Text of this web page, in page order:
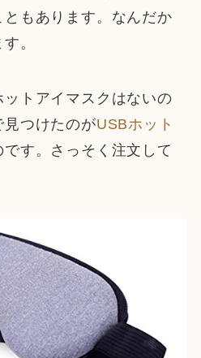
もあります。なんだか
。
トアイマスクはないの
つけたのがUSBホット
です。さっそく注文して